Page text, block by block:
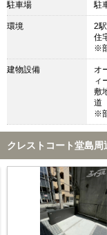
駐車場 駐
環境
2
住
※
建物設備
オ
ィ
敷
道
※
クレストコート堂島周